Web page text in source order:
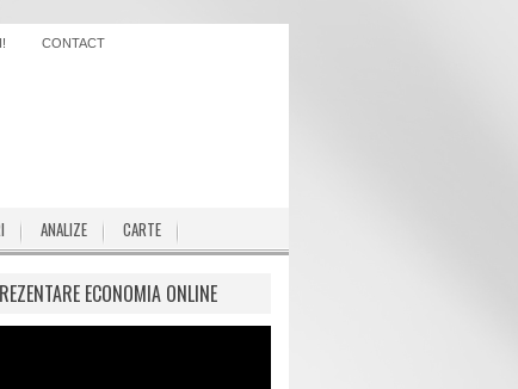
CONTACT
ANALIZE CARTE
ECONOMIA ONLINE